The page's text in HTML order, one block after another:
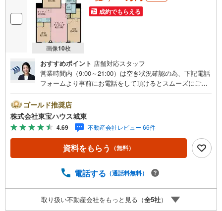
参ります。もちろん他の物件も併せてご案内させていただ
きます。
画像10枚
成約でもらえる
おすすめポイント 店舗対応スタッフ
営業時間内（9:00～21:00）は空き状況確認の為、下記電話
フォームより事前にお電話をして頂けるとスムーズにご案
カレンダーの作成▽ご購入後もお客様の人生のパートナー
として暮らしの「安心」を守り続けます。【Yahoo！ 不動
産キャンペーン対象店舗】当店で物件を成約するとPayPay
ボーナスライトがもらえる「Yahoo！ 不動産 物件ご成約キ
ャンペーン」の対象になります。「資料をもらう」「見学
予約をする」ボタンからお問い合わせください。※必ずYah
スライトは出金と譲渡はできません。ご案内・詳細な資料
時受け付けております！■頭金0円からのご購入可能です■
（諸費用もOK）お気軽にお問い合わせください。
ゴールド推奨店
株式会社東宝ハウス城東
4.69 不動産会社レビュー 66件
資料をもらう （無料）
電話する （通話料無料）
取り扱い不動産会社をもっと見る（全5社）